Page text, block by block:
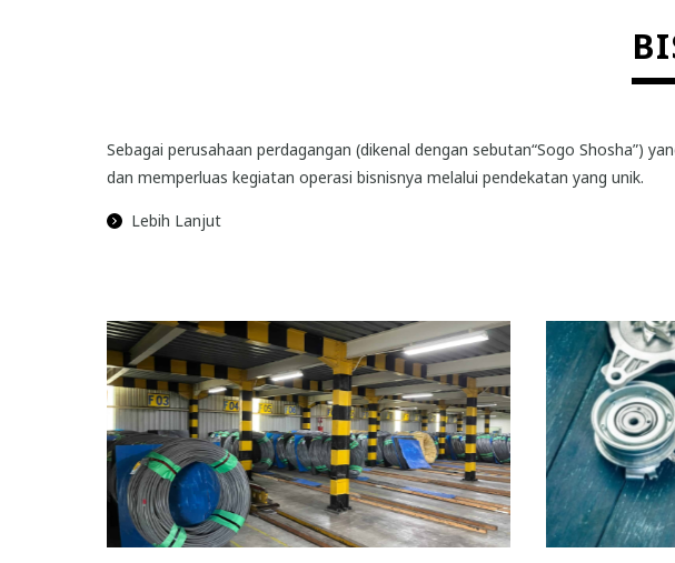
Sebagai perusahaan perdagangan (dikenal dengan sebutan“Sogo Shosha”)
dan memperluas kegiatan operasi bisnisnya melalui pendekatan yang unik.
Lebih Lanjut